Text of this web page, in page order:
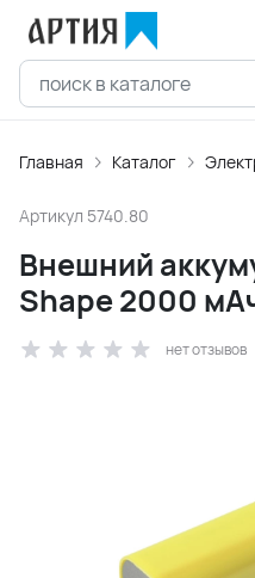
Главная Каталог
Артикул 5740.80
Внешний
Shape 2000
нет отзывов